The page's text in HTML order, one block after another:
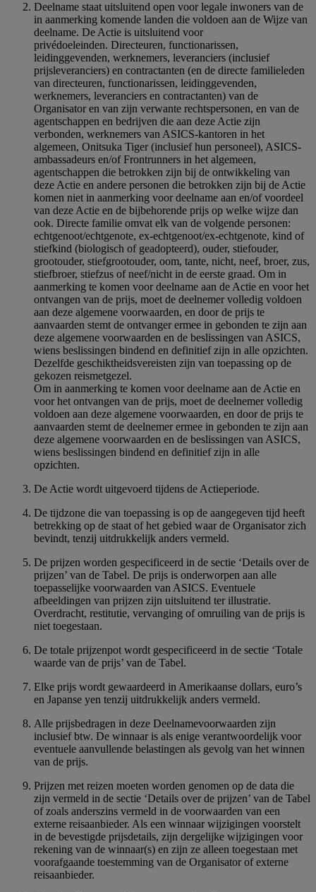
Deelname staat uitsluitend open voor legale inwoners van de
in aanmerking komende landen die voldoen aan de Wijze van
deelname. De Actie is uitsluitend voor
privédoeleinden. Directeuren, functionarissen,
leidinggevenden, werknemers, leveranciers (inclusief
prijsleveranciers) en contractanten (en de directe familieleden
van directeuren, functionarissen, leidinggevenden,
werknemers, leveranciers en contractanten) van de
Organisator en van zijn verwante rechtspersonen, en van de
agentschappen en bedrijven die aan deze Actie zijn
verbonden, werknemers van ASICS-kantoren in het
algemeen, Onitsuka Tiger (inclusief hun personeel), ASICS-
ambassadeurs en/of Frontrunners in het algemeen,
agentschappen die betrokken zijn bij de ontwikkeling van
deze Actie en andere personen die betrokken zijn bij de Actie
komen niet in aanmerking voor deelname aan en/of voordeel
van deze Actie en de bijbehorende prijs op welke wijze dan
ook. Directe familie omvat elk van de volgende personen:
echtgenoot/echtgenote, ex-echtgenoot/ex-echtgenote, kind of
stiefkind (biologisch of geadopteerd), ouder, stiefouder,
grootouder, stiefgrootouder, oom, tante, nicht, neef, broer, zus,
stiefbroer, stiefzus of neef/nicht in de eerste graad. Om in
aanmerking te komen voor deelname aan de Actie en voor het
ontvangen van de prijs, moet de deelnemer volledig voldoen
aan deze algemene voorwaarden, en door de prijs te
aanvaarden stemt de ontvanger ermee in gebonden te zijn aan
deze algemene voorwaarden en de beslissingen van ASICS,
wiens beslissingen bindend en definitief zijn in alle opzichten.
Dezelfde geschiktheidsvereisten zijn van toepassing op de
gekozen reismetgezel.
Om in aanmerking te komen voor deelname aan de Actie en
voor het ontvangen van de prijs, moet de deelnemer volledig
voldoen aan deze algemene voorwaarden, en door de prijs te
aanvaarden stemt de deelnemer ermee in gebonden te zijn aan
deze algemene voorwaarden en de beslissingen van ASICS,
wiens beslissingen bindend en definitief zijn in alle
opzichten.
De Actie wordt uitgevoerd tijdens de Actieperiode.
De tijdzone die van toepassing is op de aangegeven tijd heeft
betrekking op de staat of het gebied waar de Organisator zich
bevindt, tenzij uitdrukkelijk anders vermeld.
De prijzen worden gespecificeerd in de sectie ‘Details over de
prijzen’ van de Tabel. De prijs is onderworpen aan alle
toepasselijke voorwaarden van ASICS. Eventuele
afbeeldingen van prijzen zijn uitsluitend ter illustratie.
Overdracht, restitutie, vervanging of omruiling van de prijs is
niet toegestaan.
De totale prijzenpot wordt gespecificeerd in de sectie ‘Totale
waarde van de prijs’ van de Tabel.
Elke prijs wordt gewaardeerd in Amerikaanse dollars, euro’s
en Japanse yen tenzij uitdrukkelijk anders vermeld.
Alle prijsbedragen in deze Deelnamevoorwaarden zijn
inclusief btw. De winnaar is als enige verantwoordelijk voor
eventuele aanvullende belastingen als gevolg van het winnen
van de prijs.
Prijzen met reizen moeten worden genomen op de data die
zijn vermeld in de sectie ‘Details over de prijzen’ van de Tabel
of zoals anderszins vermeld in de voorwaarden van een
externe reisaanbieder. Als een winnaar wijzigingen voorstelt
in de bevestigde prijsdetails, zijn dergelijke wijzigingen voor
rekening van de winnaar(s) en zijn ze alleen toegestaan met
voorafgaande toestemming van de Organisator of externe
reisaanbieder.